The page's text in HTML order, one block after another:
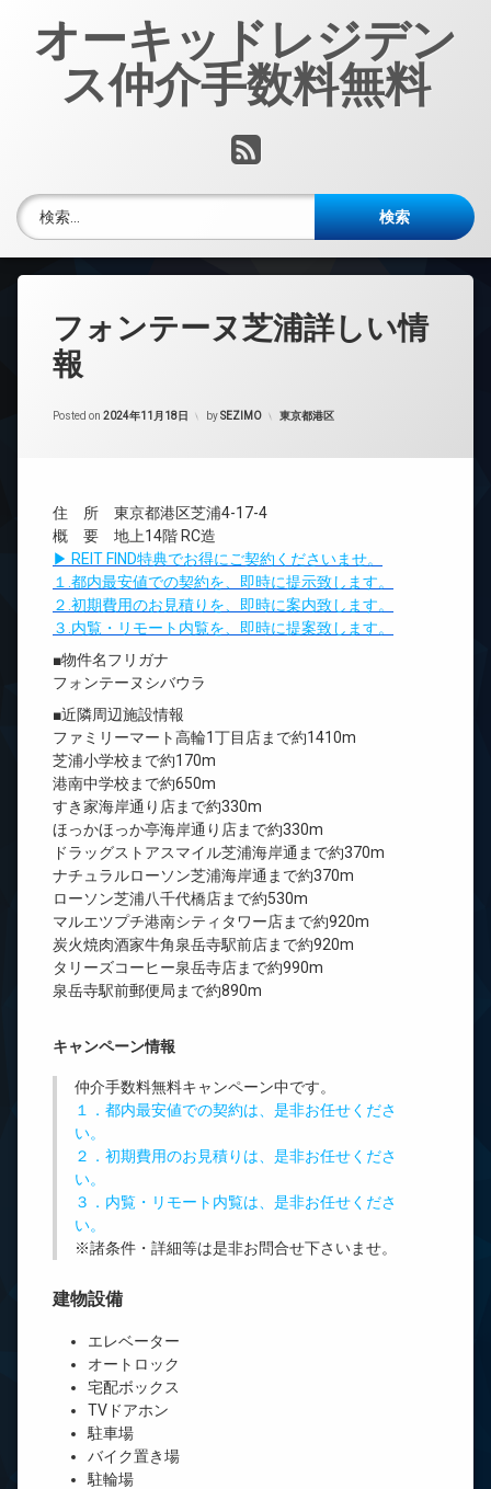
オーキッドレジデン
ス仲介手数料無料
RSS
検索:
フォンテーヌ芝浦詳しい情
報
Posted on 2024年11月18日 bySEZIMO カテゴリー:
東京都港区
住 所 東京都港区芝浦4-17-4
概 要 地上14階 RC造
▶ REIT FIND特典でお得にご契約くださいませ。
１.都内最安値での契約を、即時に提示致します。
２.初期費用のお見積りを、即時に案内致します。
３.内覧・リモート内覧を、即時に提案致します。
■物件名フリガナ
フォンテーヌシバウラ
■近隣周辺施設情報
ファミリーマート高輪1丁目店まで約1410m
芝浦小学校まで約170m
港南中学校まで約650m
すき家海岸通り店まで約330m
ほっかほっか亭海岸通り店まで約330m
ドラッグストアスマイル芝浦海岸通まで約370m
ナチュラルローソン芝浦海岸通まで約370m
ローソン芝浦八千代橋店まで約530m
マルエツプチ港南シティタワー店まで約920m
炭火焼肉酒家牛角泉岳寺駅前店まで約920m
タリーズコーヒー泉岳寺店まで約990m
泉岳寺駅前郵便局まで約890m
キャンペーン情報
仲介手数料無料キャンペーン中です。
１．都内最安値での契約は、是非お任せくださ
い。
２．初期費用のお見積りは、是非お任せくださ
い。
３．内覧・リモート内覧は、是非お任せくださ
い。
※諸条件・詳細等は是非お問合せ下さいませ。
建物設備
エレベーター
オートロック
宅配ボックス
TVドアホン
駐車場
バイク置き場
駐輪場